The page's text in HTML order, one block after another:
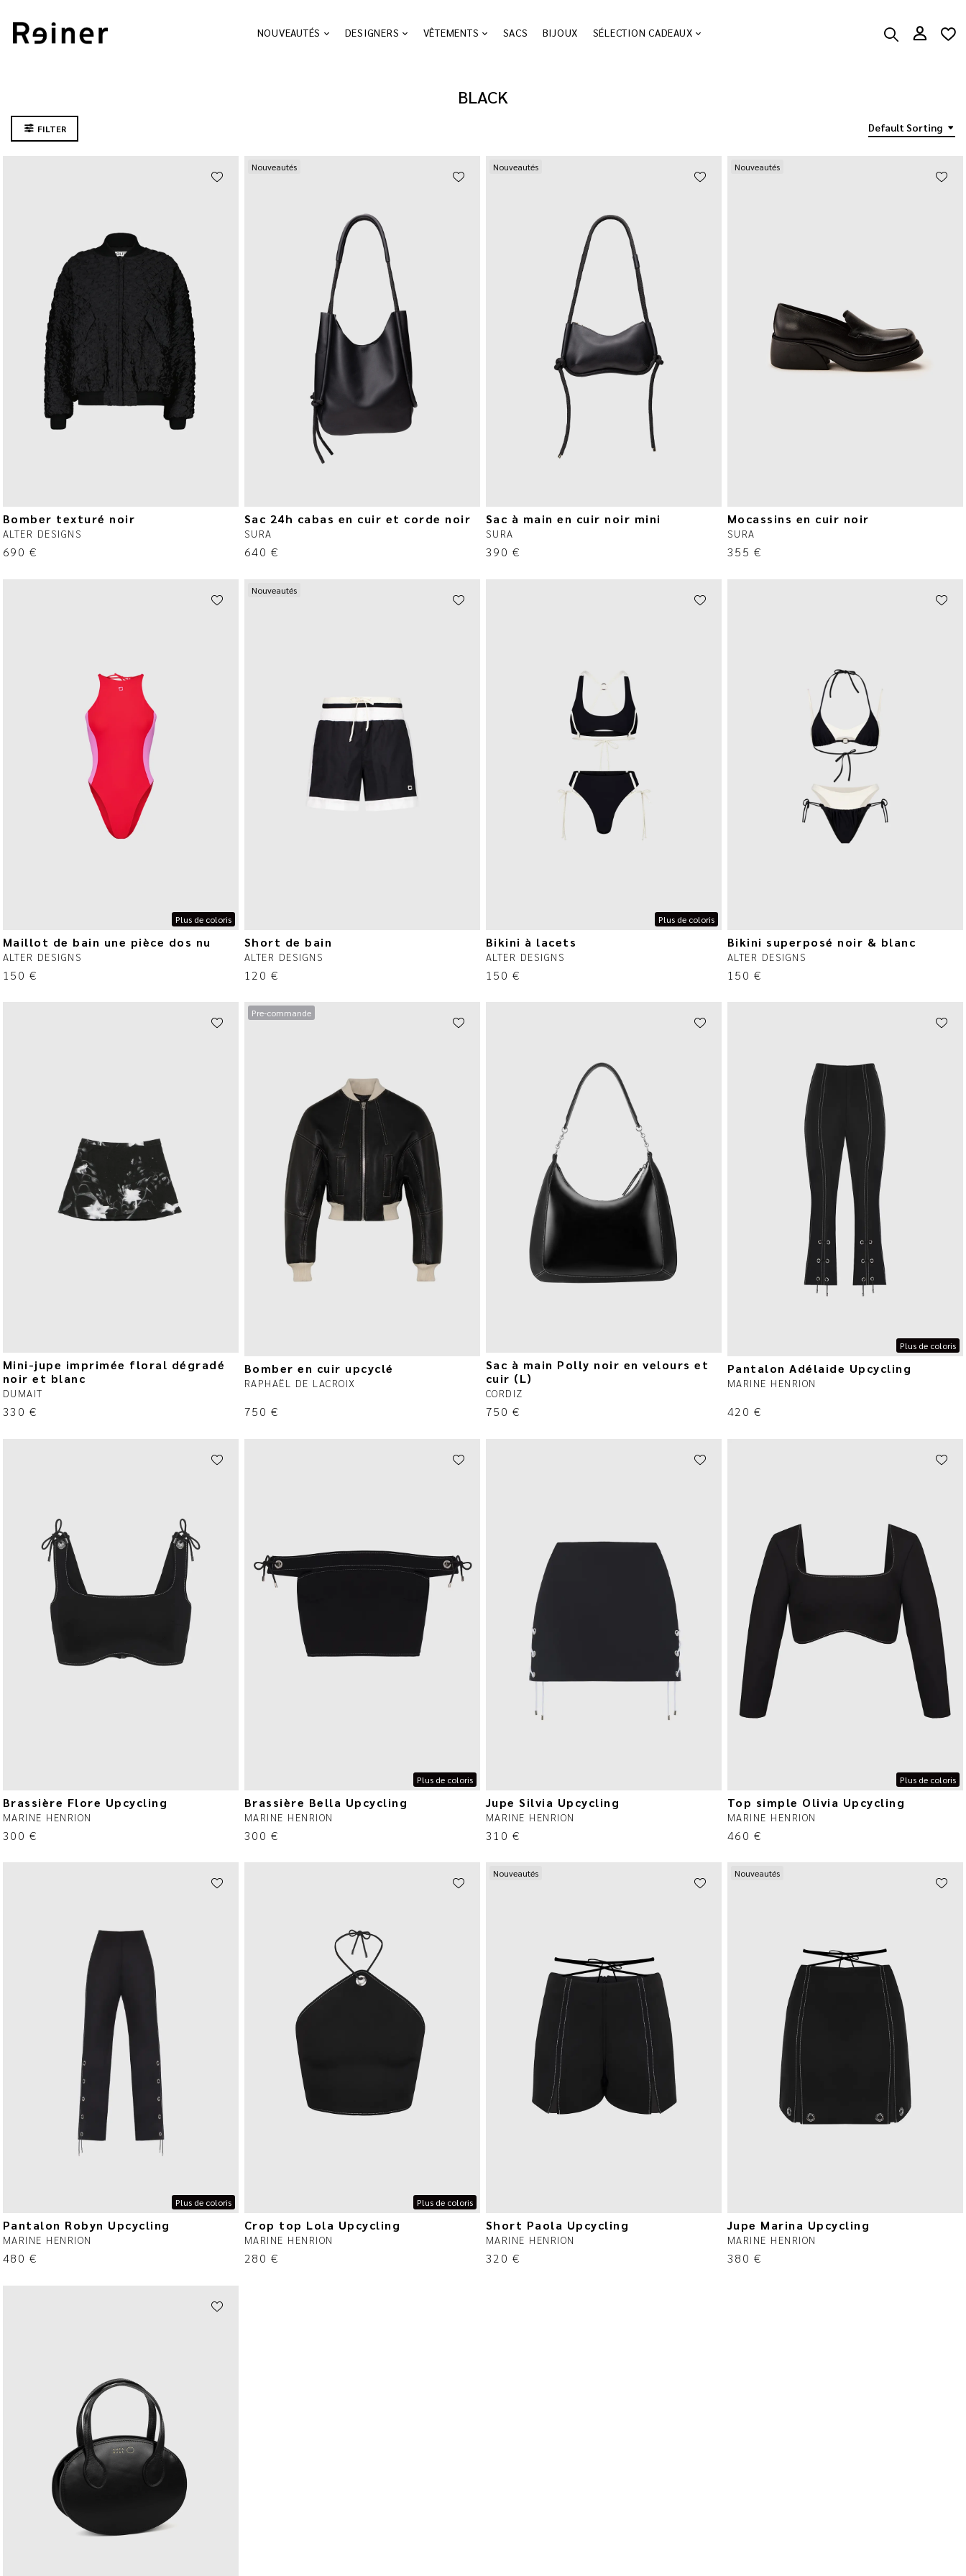
NOUVEAUTÉS DESIGNERS VÊTEMENTS SACS BIJOUX SÉLECTION CADEAUX
BLACK
FILTER Default Sorting
Bomber texturé noir
ALTER DESIGNS
690 €
Nouveautés
Sac 24h cabas en cuir et corde noir
SURA
640 €
Nouveautés
Sac à main en cuir noir mini
SURA
390 €
Nouveautés
Mocassins en cuir noir
SURA
355 €
Plus de coloris
Maillot de bain une pièce dos nu
ALTER DESIGNS
150 €
Nouveautés
Short de bain
ALTER DESIGNS
120 €
Plus de coloris
Bikini à lacets
ALTER DESIGNS
150 €
Bikini superposé noir & blanc
ALTER DESIGNS
150 €
Mini-jupe imprimée floral dégradé
noir et blanc
DUMAIT
330 €
Pre-commande
Bomber en cuir upcyclé
RAPHAËL DE LACROIX
750 €
Sac à main Polly noir en velours et
cuir (L)
CORDIZ
750 €
Plus de coloris
Pantalon Adélaide Upcycling
MARINE HENRION
420 €
Brassière Flore Upcycling
MARINE HENRION
300 €
Plus de coloris
Brassière Bella Upcycling
MARINE HENRION
300 €
Jupe Silvia Upcycling
MARINE HENRION
310 €
Plus de coloris
Top simple Olivia Upcycling
MARINE HENRION
460 €
Plus de coloris
Pantalon Robyn Upcycling
MARINE HENRION
480 €
Plus de coloris
Crop top Lola Upcycling
MARINE HENRION
280 €
Nouveautés
Short Paola Upcycling
MARINE HENRION
320 €
Nouveautés
Jupe Marina Upcycling
MARINE HENRION
380 €